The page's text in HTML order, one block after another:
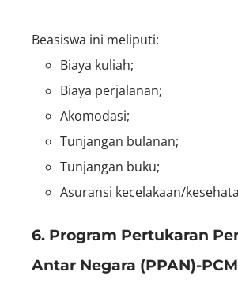
Beasiswa ini meliputi:
Biaya kuliah;
Biaya perjalanan;
Akomodasi;
Tunjangan bulanan;
Tunjangan buku;
Asuransi kecelakaan/
6. Program Pertukaran
Antar Negara (PPAN)-